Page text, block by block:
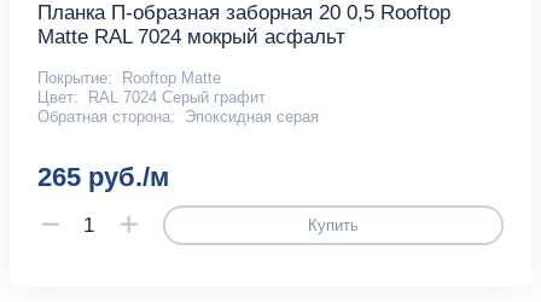
Планка П-образная заборная 20 0,5 Rooftop
Matte RAL 7024 мокрый асфальт
Покрытие:
Rooftop Matte
Цвет:
RAL 7024 Серый графит
Обратная сторона:
Эпоксидная серая
265 руб./м
Купить